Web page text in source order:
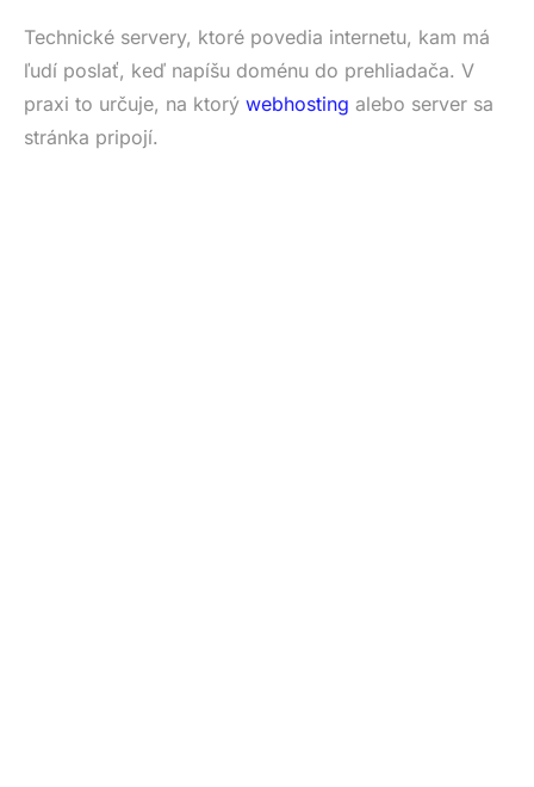
Technické servery, ktoré povedia internetu, kam má
ľudí poslať, keď napíšu doménu do prehliadača. V
praxi to určuje, na ktorý webhosting alebo server sa
stránka pripojí.